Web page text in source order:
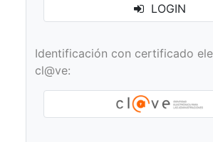
LOGIN
Identificación con certificado
cl@ve: